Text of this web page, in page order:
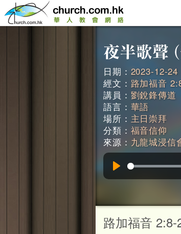
日期： 2023-12-24
經文： 路加福音
講員： 劉銳鋒傳道
語言： 華語
場所： 主日崇拜
分類： 福音信仰
來源： 九龍城浸信
路加福音 2:8-